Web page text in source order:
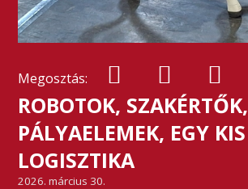
Megosztás:
ROBOTOK, SZAKÉRTŐK,
PÁLYAELEMEK, EGY KIS
LOGISZTIKA
2026. március 30.